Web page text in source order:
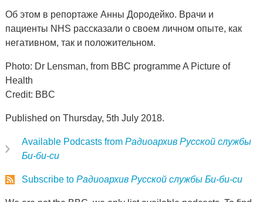
Об этом в репортаже Анны Дородейко. Врачи и
пациенты NHS рассказали о своем личном опыте, как
негативном, так и положительном.
Photo: Dr Lensman, from BBC programme A Picture of
Health
Credit: BBC
Published on Thursday, 5th July 2018.
Available Podcasts from Радиоархив Русской службы
Би-би-си
Subscribe to Радиоархив Русской службы Би-би-си